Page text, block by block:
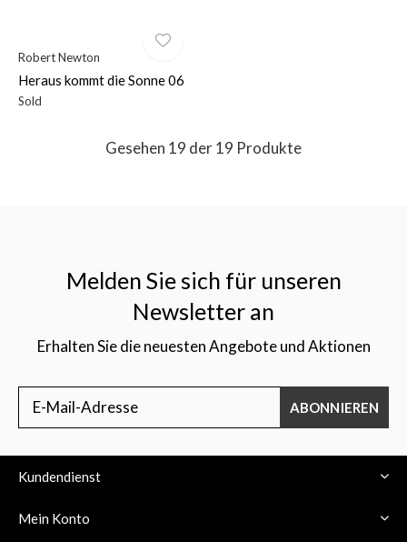
Robert Newton
Heraus kommt die Sonne 06
Sold
Gesehen 19 der 19 Produkte
Melden Sie sich für unseren
Newsletter an
Erhalten Sie die neuesten Angebote und Aktionen
ABONNIEREN
Kundendienst
Mein Konto